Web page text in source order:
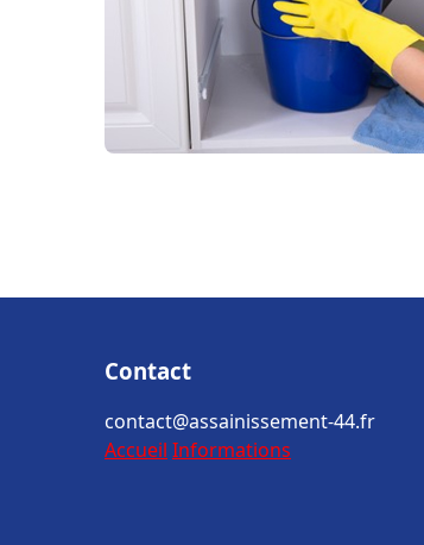
Contact
contact@assainissement-44.fr
Accueil Informations